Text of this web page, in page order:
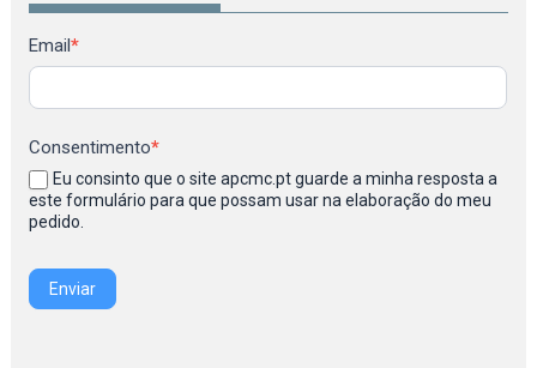
Newsletter
Email*
Consentimento*
Eu consinto que o site apcmc.pt guarde a minha resposta a
este formulário para que possam usar na elaboração do meu
pedido.
Enviar